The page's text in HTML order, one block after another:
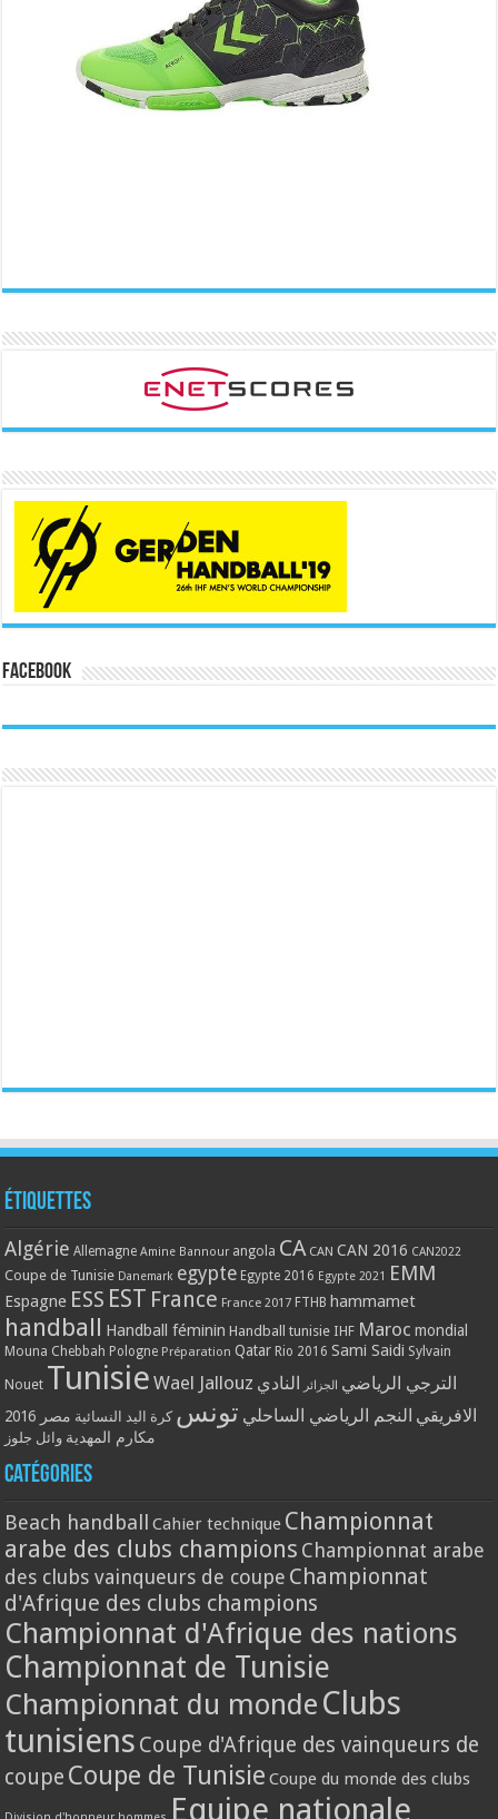
Facebook
Étiquettes
Algérie Allemagne Amine Bannour angola CA CAN CAN 2016 CAN2022
Coupe de Tunisie Danemark egypte Egypte 2016 Egypte 2021 EMM
Espagne ESS EST France France 2017 FTHB hammamet
handball Handball féminin Handball tunisie IHF Maroc mondial
Mouna Chebbah Pologne Préparation Qatar Rio 2016 Sami Saidi Sylvain
Nouet Tunisie Wael Jallouz الترجي الرياضي الجزائر النادي
الافريقي النجم الرياضي الساحلي تونس كرة اليد النسائية مصر 2016
مكارم المهدية وائل جلوز
Catégories
Beach handball Cahier technique Championnat
arabe des clubs champions Championnat arabe
des clubs vainqueurs de coupe Championnat
d'Afrique des clubs champions
Championnat d'Afrique des nations
Championnat de Tunisie
Championnat du monde Clubs
tunisiens Coupe d'Afrique des vainqueurs de
coupe Coupe de Tunisie Coupe du monde des clubs
Equipe nationale